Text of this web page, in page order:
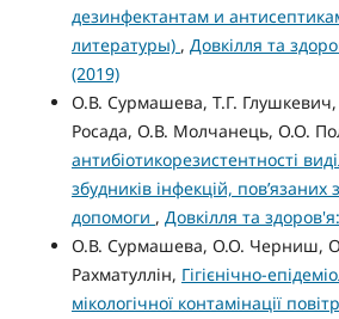
дезинфектантам и
литературы) , Довкілля та
(2019)
О.В. Сурмашева, Т.Г.
Росада, О.В. Молчанець, О.О.
антибіотикорезистентності
збудників інфекцій,
допомоги , Довкілля та
О.В. Сурмашева, О.О. Черниш,
Рахматуллін, Гігієнічно-
мікологічної контамінації